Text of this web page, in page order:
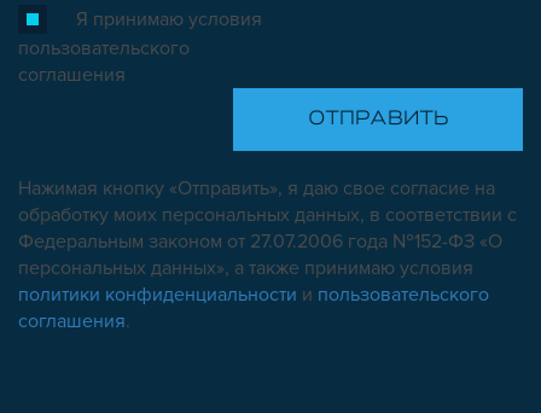
Я принимаю условия
пользовательского
соглашения
Нажимая кнопку «Отправить», я даю свое согласие на
обработку моих персональных данных, в соответствии с
Федеральным законом от 27.07.2006 года №152-ФЗ «О
персональных данных», а также принимаю условия
политики конфиденциальности и пользовательского
соглашения.